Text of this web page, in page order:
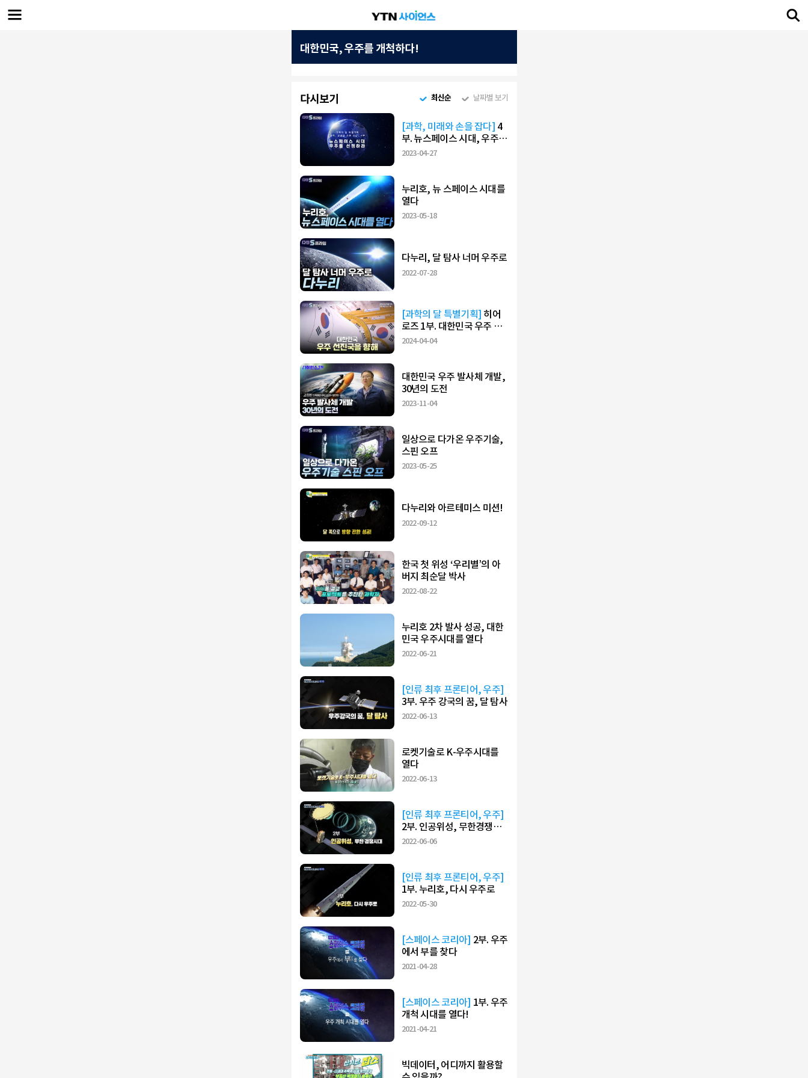
대한민국, 우주를 개척하다!
다시보기 최신순 날짜별 보기
[과학, 미래와 손을 잡다] 4
부. 뉴스페이스 시대, 우주를
선점하라!
2023-04-27
누리호, 뉴 스페이스 시대를
열다
2023-05-18
다누리, 달 탐사 너머 우주로
2022-07-28
[과학의 달 특별기획] 히어
로즈 1부. 대한민국 우주 선
진국을 향해
2024-04-04
대한민국 우주 발사체 개발,
30년의 도전
2023-11-04
일상으로 다가온 우주기술,
스핀 오프
2023-05-25
다누리와 아르테미스 미션!
2022-09-12
한국 첫 위성 ‘우리별’의 아
버지 최순달 박사
2022-08-22
누리호 2차 발사 성공, 대한
민국 우주시대를 열다
2022-06-21
[인류 최후 프론티어, 우주]
3부. 우주 강국의 꿈, 달 탐사
2022-06-13
로켓기술로 K-우주시대를
열다
2022-06-13
[인류 최후 프론티어, 우주]
2부. 인공위성, 무한경쟁시
대
2022-06-06
[인류 최후 프론티어, 우주]
1부. 누리호, 다시 우주로
2022-05-30
[스페이스 코리아] 2부. 우주
에서 부를 찾다
2021-04-28
[스페이스 코리아] 1부. 우주
개척 시대를 열다!
2021-04-21
빅데이터, 어디까지 활용할